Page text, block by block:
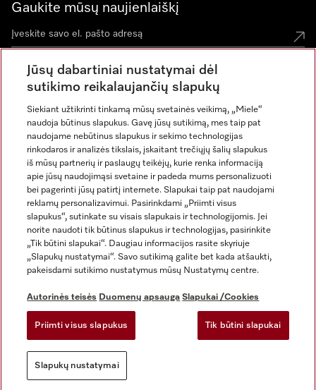
Gaukite mūsų naujienlaiškį
Rekvizitai
Bendrosios sąlygos ir nuostatos
Duomenų apsauga
Naudojimo sąlygos
Miele prieinamumo pareiškimas
Skaitmeninių paslaugų aktas
Slapukų nustatymai
Jūsų dabartiniai nustatymai dėl
sutikimo reikalaujančių slapukų
Siekiant užtikrinti tinkamą mūsų svetainės veikimą, „Miele“
naudoja būtinus slapukus. Gavę jūsų sutikimą, mes taip pat
naudojame nebūtinus slapukus ir sekimo technologijas
rinkodaros ir analizės tikslais, įskaitant trečiųjų šalių slapukus
iš mūsų partnerių ir paslaugų teikėjų, kurie renka informaciją
apie jūsų naudojimąsi svetaine ir padeda mums personalizuoti
bei pagerinti jūsų patirtį internete. Slapukai taip pat naudojami
reklamų personalizavimui. Pasirinkdami „Priimti visus
slapukus“, sutinkate su visais slapukais ir technologijomis. Jei
norite naudoti tik būtinus slapukus ir technologijas, pasirinkite
„Tik būtini slapukai“. Daugiau informacijos rasite skyriuje
„Slapukų nustatymai“. Savo sutikimą galite bet kada atšaukti,
pakeisdami sutikimo nustatymus mūsų Nustatymų centre.
Autorinės teisės Duomenų apsauga Slapukai /Cookies
Priimti visus slapukus Tik būtini slapukai
Slapukų nustatymai